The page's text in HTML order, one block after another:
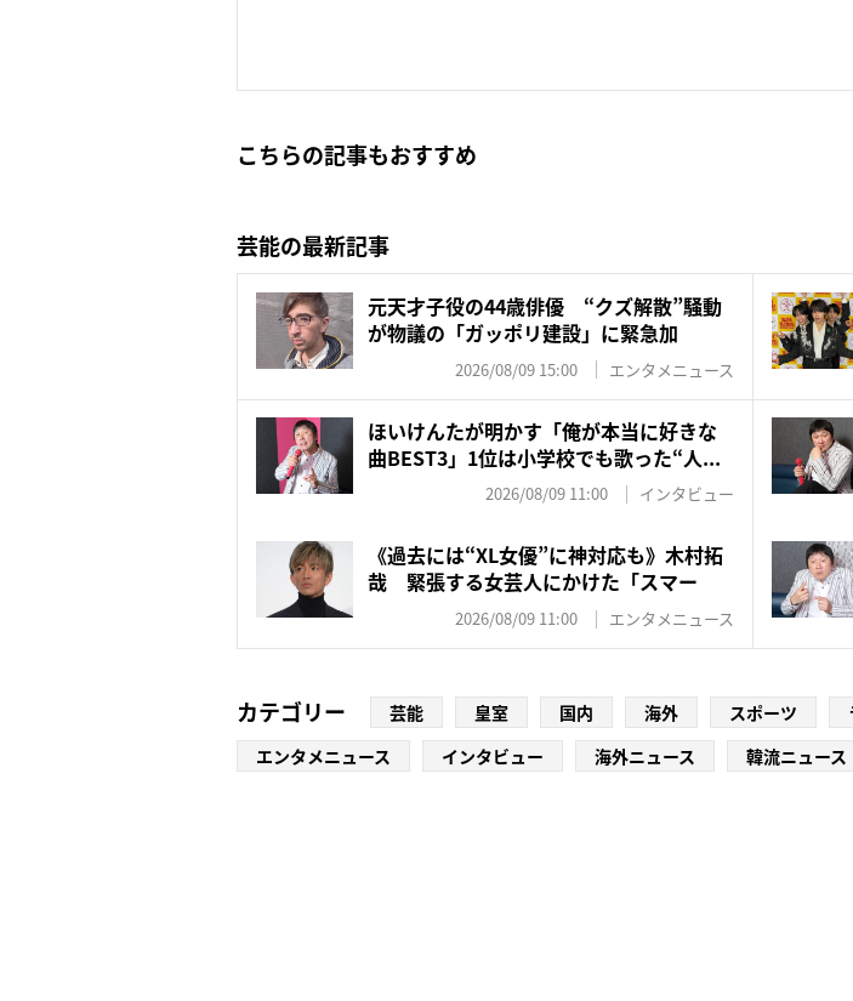
こちらの記事もおすすめ
芸能の最新記事
元天才子役の44歳俳優 “クズ解散”騒動
が物議の「ガッポリ建設」に緊急加
2026/08/09 15:00 エンタメニュース
ほいけんたが明かす「俺が本当に好きな
曲BEST3」1位は小学校でも歌った“人...
2026/08/09 11:00 インタビュー
《過去には“XL女優”に神対応も》木村拓
哉 緊張する女芸人にかけた「スマー
2026/08/09 11:00 エンタメニュース
カテゴリー 芸能 皇室 国内 海外 スポーツ
エンタメニュース
インタビュー 海外ニュース 韓流ニュース